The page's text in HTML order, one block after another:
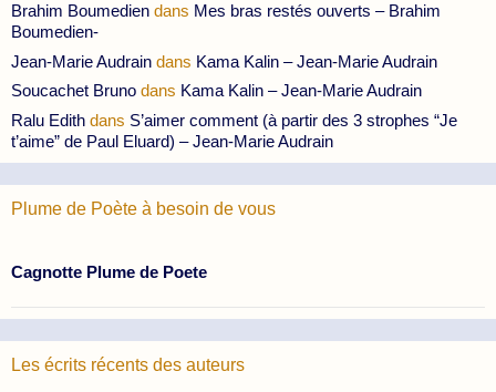
Brahim Boumedien dans Mes bras restés ouverts – Brahim
Boumedien-
Jean-Marie Audrain dans Kama Kalin – Jean-Marie Audrain
Soucachet Bruno dans Kama Kalin – Jean-Marie Audrain
Ralu Edith dans S’aimer comment (à partir des 3 strophes “Je
t’aime” de Paul Eluard) – Jean-Marie Audrain
Plume de Poète à besoin de vous
Cagnotte Plume de Poete
Les écrits récents des auteurs